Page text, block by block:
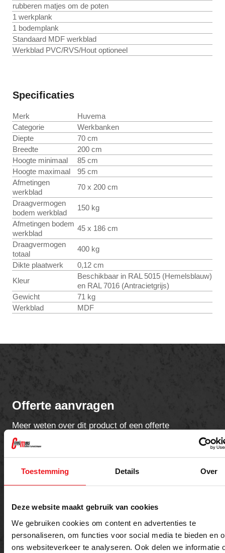
Toestemming Details Over
Deze website maakt gebruik van cookies
We gebruiken cookies om content en advertenties te
personaliseren, om functies voor social media te bieden en
ons websiteverkeer te analyseren. Ook delen we informatie
rubberen matjes om de poten
1 werkplank
1 bodemplank
Standaard MDF werkblad
Werkblad PVC/RVS/Hout optioneel
Specificaties
Merk
Huvema
Categorie
Werkbanken
Diepte
70 cm
Breedte
200 cm
Hoogte minimaal
85 cm
Hoogte maximaal
95 cm
Afmetingen
werkblad
70 x 200 cm
Draagvermogen
bodem werkblad
150 kg
Afmetingen bodem
werkblad
45 x 186 cm
Draagvermogen
totaal
400 kg
Dikte plaatwerk
0,12 cm
Kleur
Beschikbaar in RAL 5015 (Hemelsblauw)
en RAL 7016 (Antracietgrijs)
Gewicht
71 kg
Werkblad
MDF
Offerte aanvragen
Meer weten over dit product of een offerte
aanvragen?
Naam E-mailadres
Telefoon